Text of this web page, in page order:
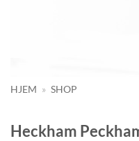
HJEM » SHOP
Heckham